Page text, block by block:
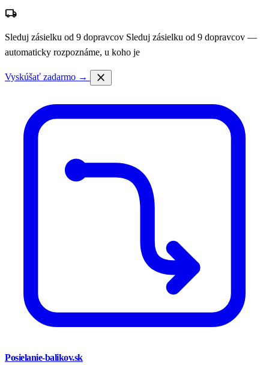
local_shipping
Sleduj zásielku od 9 dopravcov Sleduj zásielku od 9 dopravcov —
automaticky rozpoznáme, u koho je
Vyskúšať zadarmo → close
Posielanie-balikov.sk